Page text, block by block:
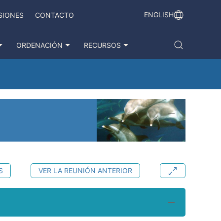
CONTACTO ENGLISH
ORDENACIÓN RECURSOS
VER LA REUNIÓN ANTERIOR